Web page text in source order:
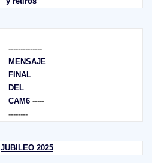
--------------
MENSAJE
FINAL
DEL
CAM6-----
--------
JUBILEO 2025